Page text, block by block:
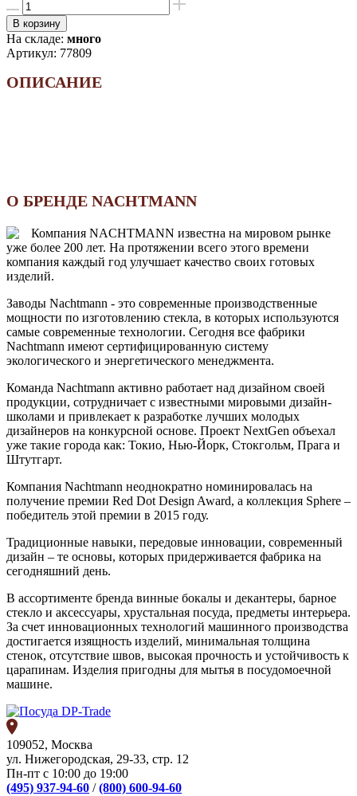
В корзину
На складе: много
Артикул: 77809
ОПИСАНИЕ
О БРЕНДЕ NACHTMANN
Компания NACHTMANN известна на мировом рынке
уже более 200 лет. На протяжении всего этого времени
компания каждый год улучшает качество своих готовых
изделий.
Заводы Nachtmann - это современные производственные
мощности по изготовлению стекла, в которых используются
самые современные технологии. Сегодня все фабрики
Nachtmann имеют сертифицированную систему
экологического и энергетического менеджмента.
Команда Nachtmann активно работает над дизайном своей
продукции, сотрудничает с известными мировыми дизайн-
школами и привлекает к разработке лучших молодых
дизайнеров на конкурсной основе. Проект NextGen объехал
уже такие города как: Токио, Нью-Йорк, Стокгольм, Прага и
Штутгарт.
Компания Nachtmann неоднократно номинировалась на
получение премии Red Dot Design Award, а коллекция Sphere –
победитель этой премии в 2015 году.
Традиционные навыки, передовые инновации, современный
дизайн – те основы, которых придерживается фабрика на
сегодняшний день.
В ассортименте бренда винные бокалы и декантеры, барное
стекло и аксессуары, хрустальная посуда, предметы интерьера.
За счет инновационных технологий машинного производства
достигается изящность изделий, минимальная толщина
стенок, отсутствие швов, высокая прочность и устойчивость к
царапинам. Изделия пригодны для мытья в посудомоечной
машине.
109052, Москва
ул. Нижегородская, 29-33, стр. 12
Пн-пт с 10:00 до 19:00
(495) 937-94-60 /(800) 600-94-60